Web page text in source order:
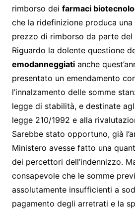
rimborso dei farmaci
che la ridefinizione produca
prezzo di rimborso da parte del
Riguardo la dolente questione
emodanneggiatianche
presentato un emendamento
l’innalzamento delle somme
legge di stabilità, e destinate
legge 210/1992 e alla
Sarebbe stato opportuno, già
Ministero avesse fatto una
dei percettori dell’indennizzo.
consapevole che le somme
assolutamente insufficienti a
pagamento degli arretrati e la